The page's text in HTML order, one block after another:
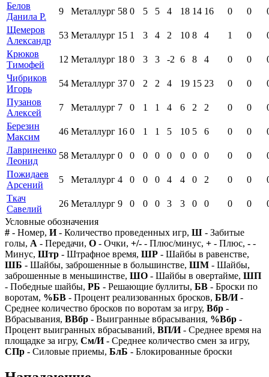
Белов
Данила Р.
9 Металлург 58 0 5 5 4 18 14 16 0 0
Щемеров
Александр
53 Металлург 15 1 3 4 2 10 8 4 1 0
Крюков
Тимофей
12 Металлург 18 0 3 3 -2 6 8 4 0 0
Чибриков
Игорь
54 Металлург 37 0 2 2 4 19 15 23 0 0
Пузанов
Алексей
7 Металлург 7 0 1 1 4 6 2 2 0 0
Березин
Максим
46 Металлург 16 0 1 1 5 10 5 6 0 0
Лавриненко
Леонид
58 Металлург 0 0 0 0 0 0 0 0 0 0
Пожидаев
Арсений
5 Металлург 4 0 0 0 4 4 0 2 0 0
Ткач
Савелий
26 Металлург 9 0 0 0 3 3 0 0 0 0
Условные обозначения
# - Номер, И- Количество проведенных игр, Ш - Забитые
голы, А - Передачи, О - Очки, +/- - Плюс/минус, + - Плюс, - -
Минус, Штр - Штрафное время, ШР - Шайбы в равенстве,
ШБ - Шайбы, заброшенные в большинстве, ШМ - Шайбы,
заброшенные в меньшинстве, ШО - Шайбы в овертайме, ШП
- Победные шайбы, РБ - Решающие буллиты, БВ - Броски по
воротам, %БВ - Процент реализованных бросков, БВ/И-
Среднее количество бросков по воротам за игру, Вбр -
Вбрасывания, ВВбр - Выигранные вбрасывания, %Вбр -
Процент выигранных вбрасываний, ВП/И- Среднее время на
площадке за игру, См/И- Среднее количество смен за игру,
СПр - Силовые приемы, БлБ - Блокированные броски